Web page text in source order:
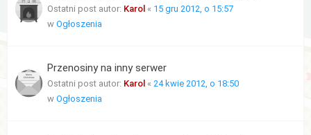
Ostatni post autor: Karol « 15 gru 2012, o 15:57
w Ogłoszenia
Przenosiny na inny serwer
Ostatni post autor: Karol « 24 kwie 2012, o 18:50
w Ogłoszenia